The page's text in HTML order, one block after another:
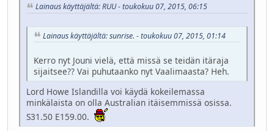
Lainaus käyttäjältä: RUU - toukokuu 07, 2015, 06:15
Lainaus käyttäjältä: sunrise. - toukokuu 07, 2015, 01:14
Kerro nyt Jouni vielä, että missä se teidän itäraja
sijaitsee?? Vai puhutaanko nyt Vaalimaasta? Heh.
Lord Howe Islandilla voi käydä kokeilemassa
minkälaista on olla Australian itäisemmissä osissa.
S31.50 E159.00.